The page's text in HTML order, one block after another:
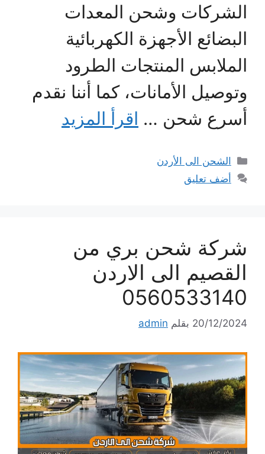
الشركات وشحن المعدات
البضائع الأجهزة الكهربائية
الملابس المنتجات الطرود
وتوصيل الأمانات، كما أننا نقدم
أسرع شحن … اقرأ المزيد
التصنيفات
الشحن الى الأردن
أضف تعليق
شركة شحن بري من
القصيم الى الاردن
0560533140
20/12/2024 بقلم admin